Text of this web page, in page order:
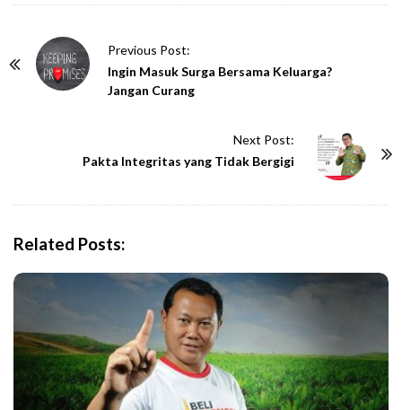
Previous Post:
Ingin Masuk Surga Bersama Keluarga?
Jangan Curang
Next Post:
Pakta Integritas yang Tidak Bergigi
Related Posts: